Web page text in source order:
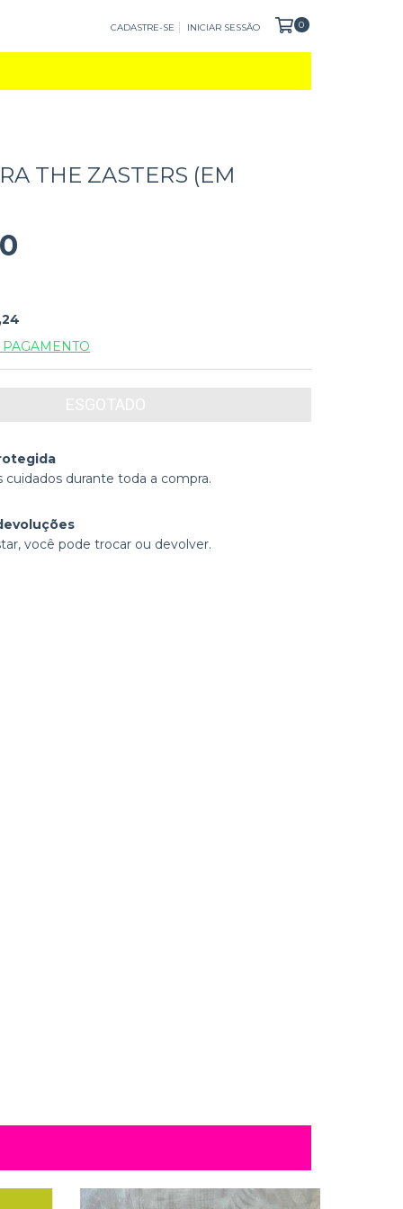
CADASTRE-SE INICIAR SESSÃO 0
THE ZASTERS (EM
cuidados durante toda a compra.
você pode trocar ou devolver.